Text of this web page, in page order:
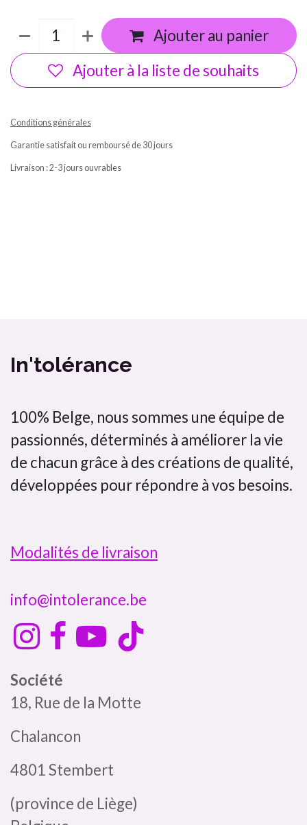
Ajouter au panier
Ajouter à la liste de souhaits
Conditions générales
Garantie satisfait ou remboursé de 30 jours
Livraison : 2-3 jours ouvrables
In'tolérance
100% Belge, nous sommes une équipe de
passionnés, déterminés à améliorer la vie
de chacun grâce à des créations de qualité,
développées pour répondre à vos besoins.
Modalités de livraison
info@intolerance.be
Société
18, Rue de la Motte
Chalancon
4801 Stembert
(province de Liège)